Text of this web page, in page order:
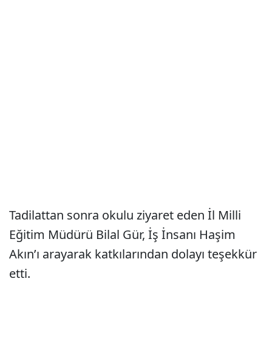
Tadilattan sonra okulu ziyaret eden İl Milli
Eğitim Müdürü Bilal Gür, İş İnsanı Haşim
Akın’ı arayarak katkılarından dolayı teşekkür
etti.